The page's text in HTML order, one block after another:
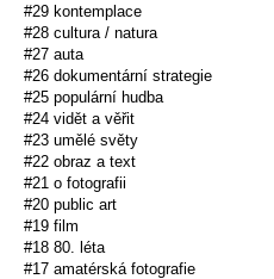
#29 kontemplace
#28 cultura / natura
#27 auta
#26 dokumentární strategie
#25 populární hudba
#24 vidět a věřit
#23 umělé světy
#22 obraz a text
#21 o fotografii
#20 public art
#19 film
#18 80. léta
#17 amatérská fotografie